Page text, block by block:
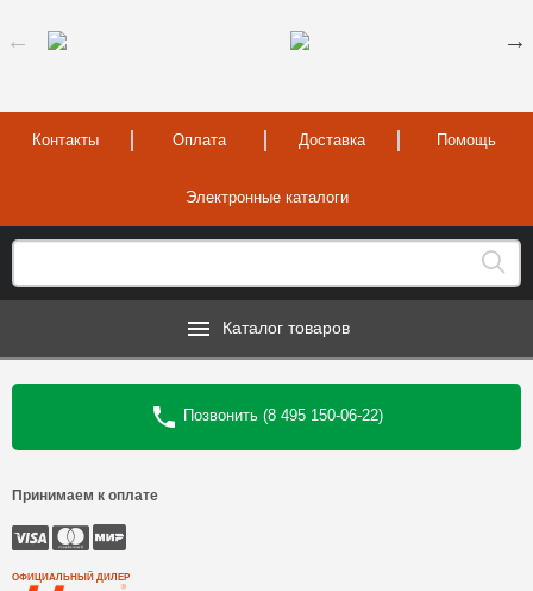
Контакты Оплата Доставка Помощь
Электронные каталоги
Каталог товаров
Позвонить (8 495 150-06-22)
Принимаем к оплате
ОФИЦИАЛЬНЫЙ ДИЛЕР